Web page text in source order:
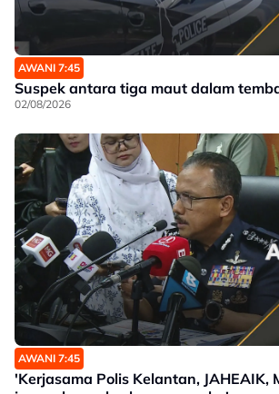
AWANI 7:45
Suspek antara tiga maut dalam
02/08/2026
AWANI 7:45
'Kerjasama Polis Kelantan, JAHEAIK,